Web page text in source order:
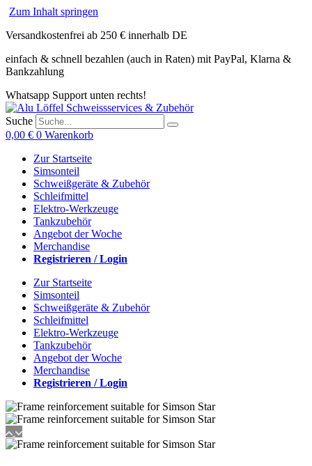
Zum Inhalt springen
Versandkostenfrei ab 250 € innerhalb DE
einfach & schnell bezahlen (auch in Raten) mit PayPal, Klarna &
Bankzahlung
Whatsapp Support unten rechts!
Suche
0,00 € 0 Warenkorb
Zur Startseite
Simsonteil
Schweißgeräte & Zubehör
Schleifmittel
Elektro-Werkzeuge
Tankzubehör
Angebot der Woche
Merchandise
Registrieren / Login
Zur Startseite
Simsonteil
Schweißgeräte & Zubehör
Schleifmittel
Elektro-Werkzeuge
Tankzubehör
Angebot der Woche
Merchandise
Registrieren / Login